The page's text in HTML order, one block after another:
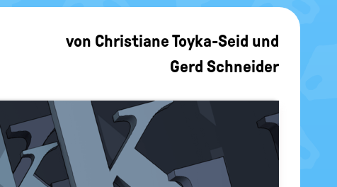
von Christiane Toyka-Seid und
Gerd Schneider